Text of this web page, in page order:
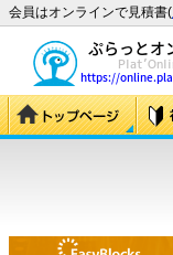
会員はオンラインで見積書(